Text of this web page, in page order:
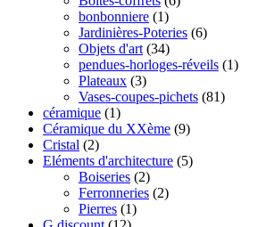
bonbonniere (1)
Jardinières-Poteries (6)
Objets d'art (34)
pendues-horloges-réveils (1)
Plateaux (3)
Vases-coupes-pichets (81)
céramique (1)
Céramique du XXème (9)
Cristal (2)
Eléments d'architecture (5)
Boiseries (2)
Ferronneries (2)
Pierres (1)